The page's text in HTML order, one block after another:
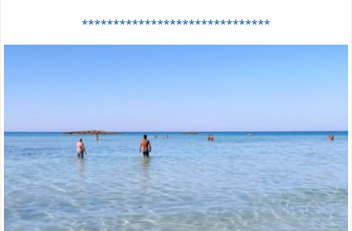
******************************